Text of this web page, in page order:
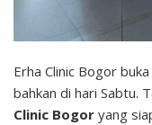
Erha Clinic Bogor
bahkan di hari Sabtu.
Clinic Bogor yang